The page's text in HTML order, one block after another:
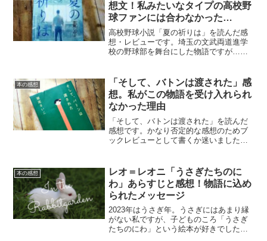
想文！私みたいなタイプの高校野
球ファンには合わなかった…
高校野球小説「夏の祈りは」を読んだ感
想・レビューです。埼玉の文武両道進学
校の野球部を舞台にした物語ですが…ち
本の感想
「そして、バトンは渡された」感
想。私がこの物語を受け入れられ
なかった理由
「そして、バトンは渡された」を読んだ
感想です。かなり否定的な感想のためブ
ックレビューとして書くか迷いました
本の感想
レオ＝レオニ「うさぎたちのに
わ」あらすじと感想！物語に込め
られたメッセージ
2023年はうさぎ年。うさぎにはあまり縁
がない私ですが、子どものころ「うさぎ
たちのにわ」という絵本が好きでした。